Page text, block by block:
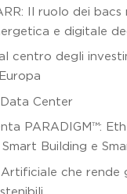
Il ruolo dei bacs
e digitale
al centro degli
Center
PARADIGM™:
Building e
Artificiale che rende